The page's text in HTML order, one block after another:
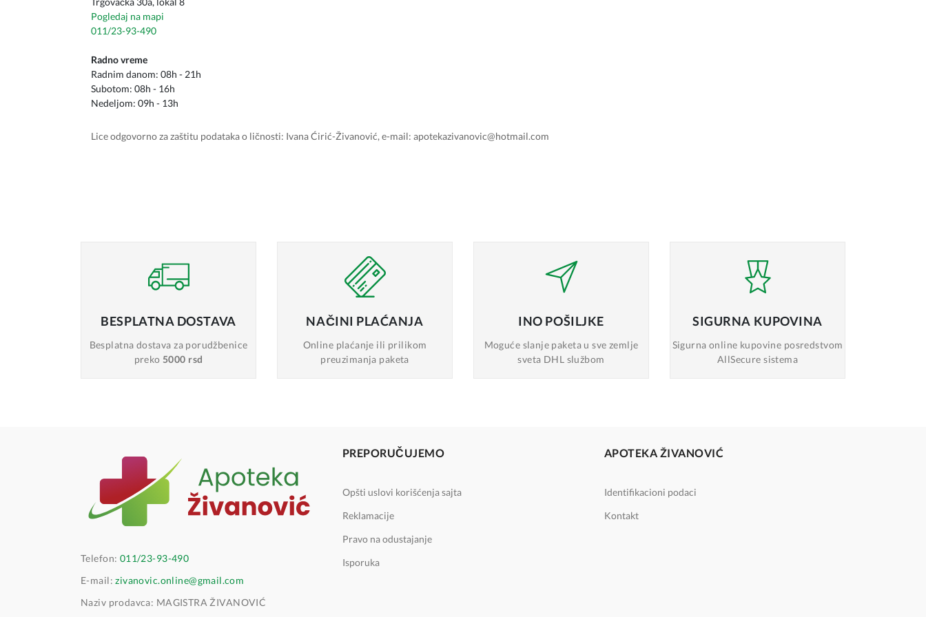
Pogledaj na mapi
011/23-93-490
Radno vreme
Radnim danom: 08h - 21h
Subotom: 08h - 16h
Nedeljom: 09h - 13h
Lice odgovorno za zaštitu podataka o ličnosti: Ivana Ćirić-Živanović, e-mail: apotekazivanovic@hotmail.com
BESPLATNA DOSTAVA
Besplatna dostavaza porudžbenice
preko 5000 rsd
NAČINI PLAĆANJA
Online plaćanje ili prilikom
preuzimanja paketa
INO POŠILJKE
Moguće slanje paketa u sve zemlje
sveta DHL službom
SIGURNA KUPOVINA
Sigurna online kupovine posredstvom
AllSecure sistema
Telefon: 011/23-93-490
E-mail:zivanovic.online@gmail.com
Naziv prodavca: MAGISTRA ŽIVANOVIĆ
PREPORUČUJEMO
Opšti uslovi korišćenja sajta
Reklamacije
Pravo na odustajanje
Isporuka
APOTEKA ŽIVANOVIĆ
Identifikacioni podaci
Kontakt